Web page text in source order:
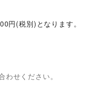
円(税別)となります。
せください。